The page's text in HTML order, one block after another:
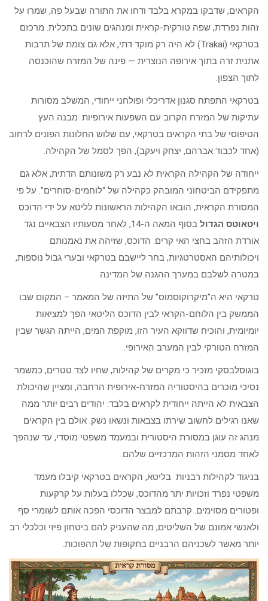
הקראים, שדבקו במקרא בלבד ודחו את התורה שבעל פה, שמרו על
זהות נפרדת, שפה טורקית-קראית ומנהגים שונים בתכלית. מרכזם
בטרקאי (Trakai) לא היה רק מוקד דתי, אלא גם צומת של תרבות
אתנית זרה בתוך אירופה הנוצרית — פינה של המזרח שהוכנסה
לתוך הצפון.
בטרקאי התפתח סגנון אדריכלי ופולחני ייחודי, המשלב מסורות
עתיקות של המזרח הקרוב עם השפעות אירופיות. מבנה העץ
הטיפוסי של בתי הקראים בטרקאי, עם שלוש החלונות הפונים לרחוב
(אחד לכבוד אברהם, יצחק ויעקב), הפך לסמל של הקהילה.
ייחודה של הקהילה הקראית לא נבע רק משונותם הדתית, אלא גם
מתפקידם הביטחוני המובהק כקהילה של “לוחמים-סוחרים”. על פי
המסורת הקראית, הובאו הקהילות הראשונות לליטא על ידי הדוכס
ויטאוטס הגדול
בסוף המאה ה-14, לאחר מסעותיו הצבאיים נגד
אורדת הזהב בחצי האי קרים. הדוכס, שזיהה את נאמנותם
ויכולותיהם האסטרטגיות, בחר ליישבם בטרקאי ובערי גבול נוספות,
במטרה לשלבם במערך ההגנה של המדינה.
טרקאי היא ה”מיקרוקוסמוס” של התיזה של המאמר – המקום שבו
הממשק בין הלוחם-הקראי לבין הדוכס הליטאי הפך למציאות
יומיומית, והוכיח שדווקא העיר הזו, מוקפת המים, הייתה הגשר שבין
המזרח הטורקי לבין המערב האירופי.
בוגוסלבסקי מזכיר כי מקרים של קהילות, שחיו לצד טטרים, כמשמר
נסיכי מוכרים בהיסטוריה המזרח-אירופית הרחבה, ומציין שהיכולת
הצבאית לא הייתה ייחודית לקראים בלבד: יהודים רבים יותר ממה
שאנו רגילים לחשוב שירתו בצבאות ונשאו נשק. אולם בין הקראים
מנהג זה עוגן במסורת היסטורית ובמעמד משפטי מוסדי, עד שנהפך
לאחד מסמני הזהות המרכזיים שלהם.
בניגוד לקהילות רבניות בליטא, הקראים בטרקאי קיבלו מעמד
משפטי נפרד וזכויות יתר מהדוכס, שכללו בעלות על קרקעות
ופטורים מסוימים. קרבתם למבצר הדוכסי הפכה אותם לשומרי סף
ולאנשי אמונם של השליטים, מה שהעניק להם ביטחון פיזי וכלכלי רב
יותר מאשר לשכניהם הרבניים בתקופות של תהפוכות.